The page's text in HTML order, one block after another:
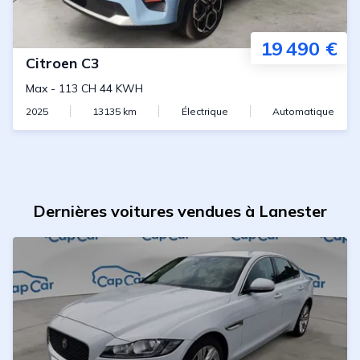
19 490 €
Citroen C3
Max - 113 CH 44 KWH
2025 13135 km Électrique Automatique
Dernières voitures vendues à Lanester